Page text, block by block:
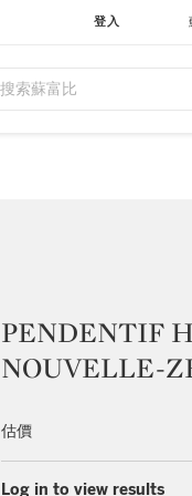
登入
PENDENTIF
NOUVELLE-
估價
Log in to view results